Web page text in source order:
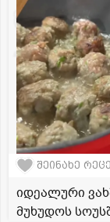
შეინახე
იდეალური
მუხუდოს